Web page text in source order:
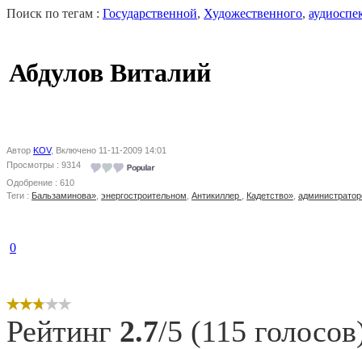
Поиск по тегам : Государственной, Художественного,
Абдулов Виталий
Автор KOV, Включено 11-11-2009 14:01
Просмотры : 9314
Одобрение : 610
Теги : Бальзаминова» энергостроительном Антикиллер Кадетство»
0
Рейтинг 2.7/5 (115